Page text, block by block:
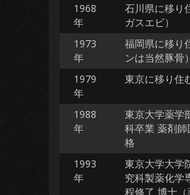
1968
年
石川県に移り
ガスエビ）
1973
年
福岡県に移り
ンは当然豚骨）
1979
年
東京に移り住
1988
年
東京大学薬学
科卒業 薬剤師
格
1993
年
東京大学大学
究科製薬化学
程修了 博士（